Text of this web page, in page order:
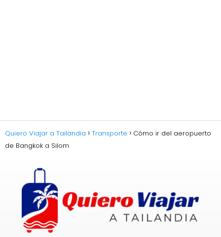
Quiero Viajar a Tailandia Transporte
Cómo ir del aeropuerto
de Bangkok a Silom